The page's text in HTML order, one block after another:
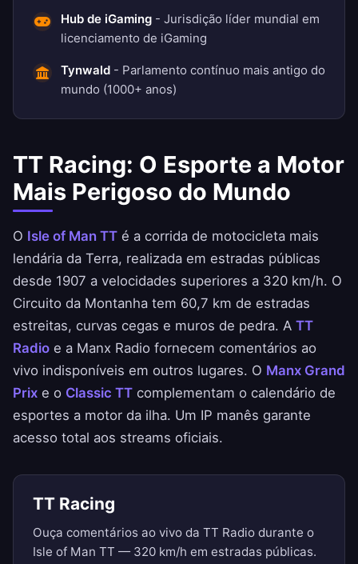
Hub de iGaming - Jurisdição líder mundial em
licenciamento de iGaming
Tynwald - Parlamento contínuo mais antigo do
mundo (1000+ anos)
TT Racing: O Esporte a Motor
Mais Perigoso do Mundo
O Isle of Man TT é a corrida de motocicleta mais
lendária da Terra, realizada em estradas públicas
desde 1907 a velocidades superiores a 320 km/h. O
Circuito da Montanha tem 60,7 km de estradas
estreitas, curvas cegas e muros de pedra. A TT
Radio e a Manx Radio fornecem comentários ao
vivo indisponíveis em outros lugares. O Manx Grand
Prix e o Classic TT complementam o calendário de
esportes a motor da ilha. Um IP manês garante
acesso total aos streams oficiais.
TT Racing
Ouça comentários ao vivo da TT Radio durante o
Isle of Man TT — 320 km/h em estradas públicas.